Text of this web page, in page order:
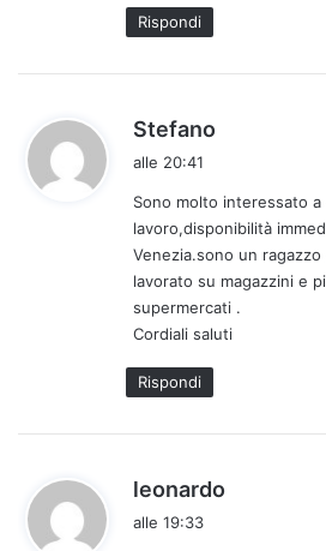
Rispondi
Stefano
e
t
t
o
:
alle 20:41
Sono molto interessato a
lavoro,disponibilità
Venezia.sono un
lavorato su magazzini e
supermercati .
Cordiali saluti
Rispondi
leonardo
alle 19:33